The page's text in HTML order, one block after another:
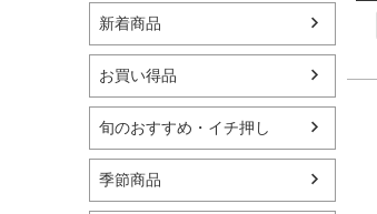
新着商品
お買い得品
旬のおすすめ・イチ押し
季節商品